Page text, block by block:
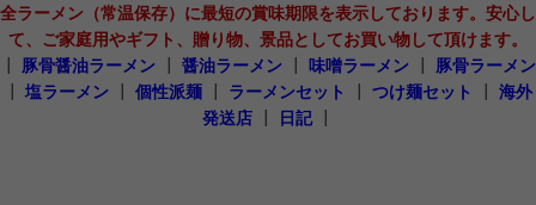
全ラーメン（常温保存）に最短の賞味期限を表示しております。安心し
て、ご家庭用やギフト、贈り物、景品としてお買い物して頂けます。
豚骨醤油ラーメン 醤油ラーメン 味噌ラーメン
豚骨ラーメン
塩ラーメン 個性派麺 ラーメンセット つけ麺セット
海外
発送店
日記┃